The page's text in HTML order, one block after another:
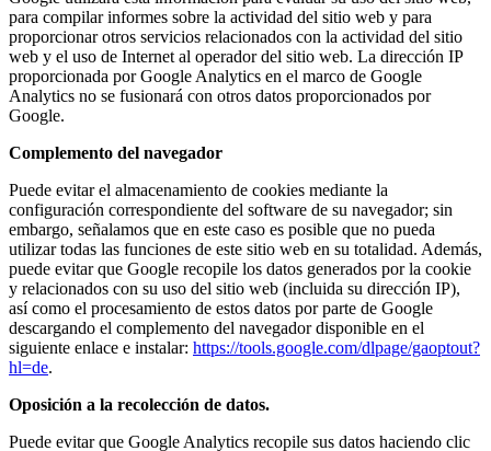
para compilar informes sobre la actividad del sitio web y para
proporcionar otros servicios relacionados con la actividad del sitio
web y el uso de Internet al operador del sitio web. La dirección IP
proporcionada por Google Analytics en el marco de Google
Analytics no se fusionará con otros datos proporcionados por
Google.
Complemento del navegador
Puede evitar el almacenamiento de cookies mediante la
configuración correspondiente del software de su navegador; sin
embargo, señalamos que en este caso es posible que no pueda
utilizar todas las funciones de este sitio web en su totalidad. Además,
puede evitar que Google recopile los datos generados por la cookie
y relacionados con su uso del sitio web (incluida su dirección IP),
así como el procesamiento de estos datos por parte de Google
descargando el complemento del navegador disponible en el
siguiente enlace e instalar: https://tools.google.com/dlpage/gaoptout?
hl=de.
Oposición a la recolección de datos.
Puede evitar que Google Analytics recopile sus datos haciendo clic